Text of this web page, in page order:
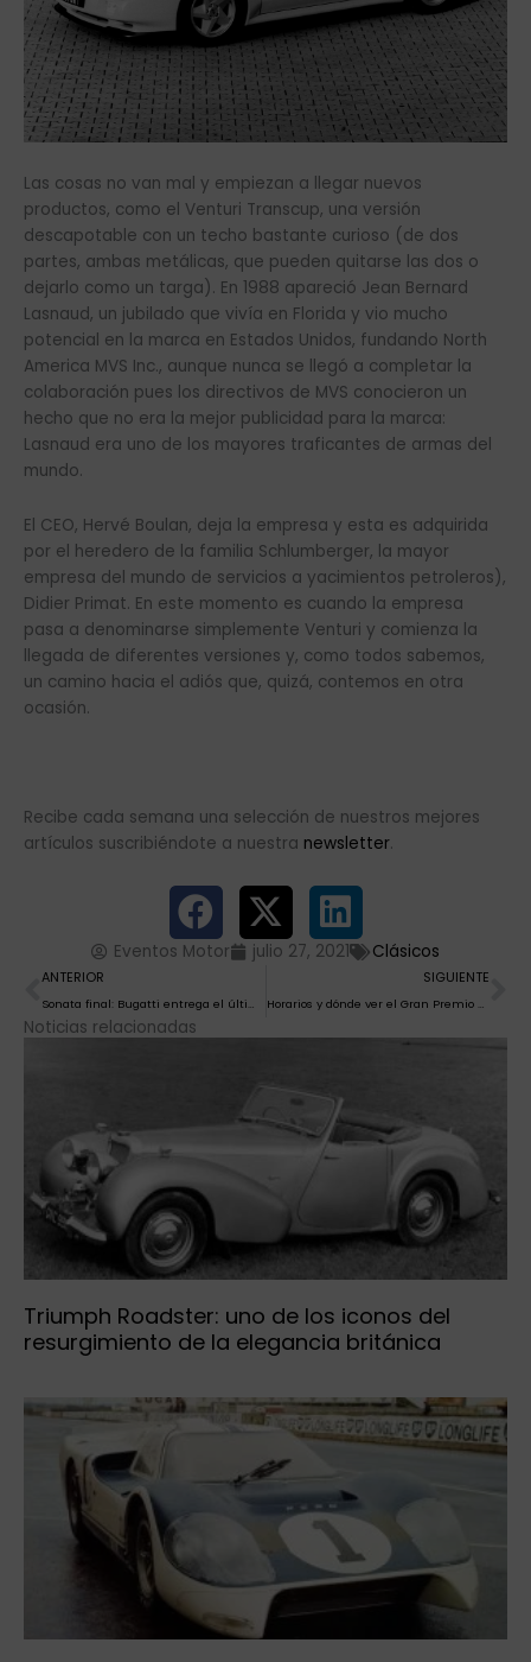
Las cosas no van mal y empiezan a llegar nuevos
productos, como el Venturi Transcup, una versión
descapotable con un techo bastante curioso (de dos
partes, ambas metálicas, que pueden quitarse las dos o
dejarlo como un targa). En 1988 apareció Jean Bernard
Lasnaud, un jubilado que vivía en Florida y vio mucho
potencial en la marca en Estados Unidos, fundando North
America MVS Inc., aunque nunca se llegó a completar la
colaboración pues los directivos de MVS conocieron un
hecho que no era la mejor publicidad para la marca:
Lasnaud era uno de los mayores traficantes de armas del
mundo.
El CEO, Hervé Boulan, deja la empresa y esta es adquirida
por el heredero de la familia Schlumberger, la mayor
empresa del mundo de servicios a yacimientos petroleros),
Didier Primat. En este momento es cuando la empresa
pasa a denominarse simplemente Venturi y comienza la
llegada de diferentes versiones y, como todos sabemos,
un camino hacia el adiós que, quizá, contemos en otra
ocasión.
Recibe cada semana una selección de nuestros mejores
artículos suscribiéndote a nuestra newsletter.
Eventos Motor julio 27, 2021 Clásicos
Ant
ANTERIOR
Sonata final: Bugatti entrega el último Divo a un cliente en Europa.
SIGUIENTE
Horarios y dónde ver el Gran Premio de Hungría de F1 2021
Noticias relacionadas
Triumph Roadster: uno de los iconos del
resurgimiento de la elegancia británica